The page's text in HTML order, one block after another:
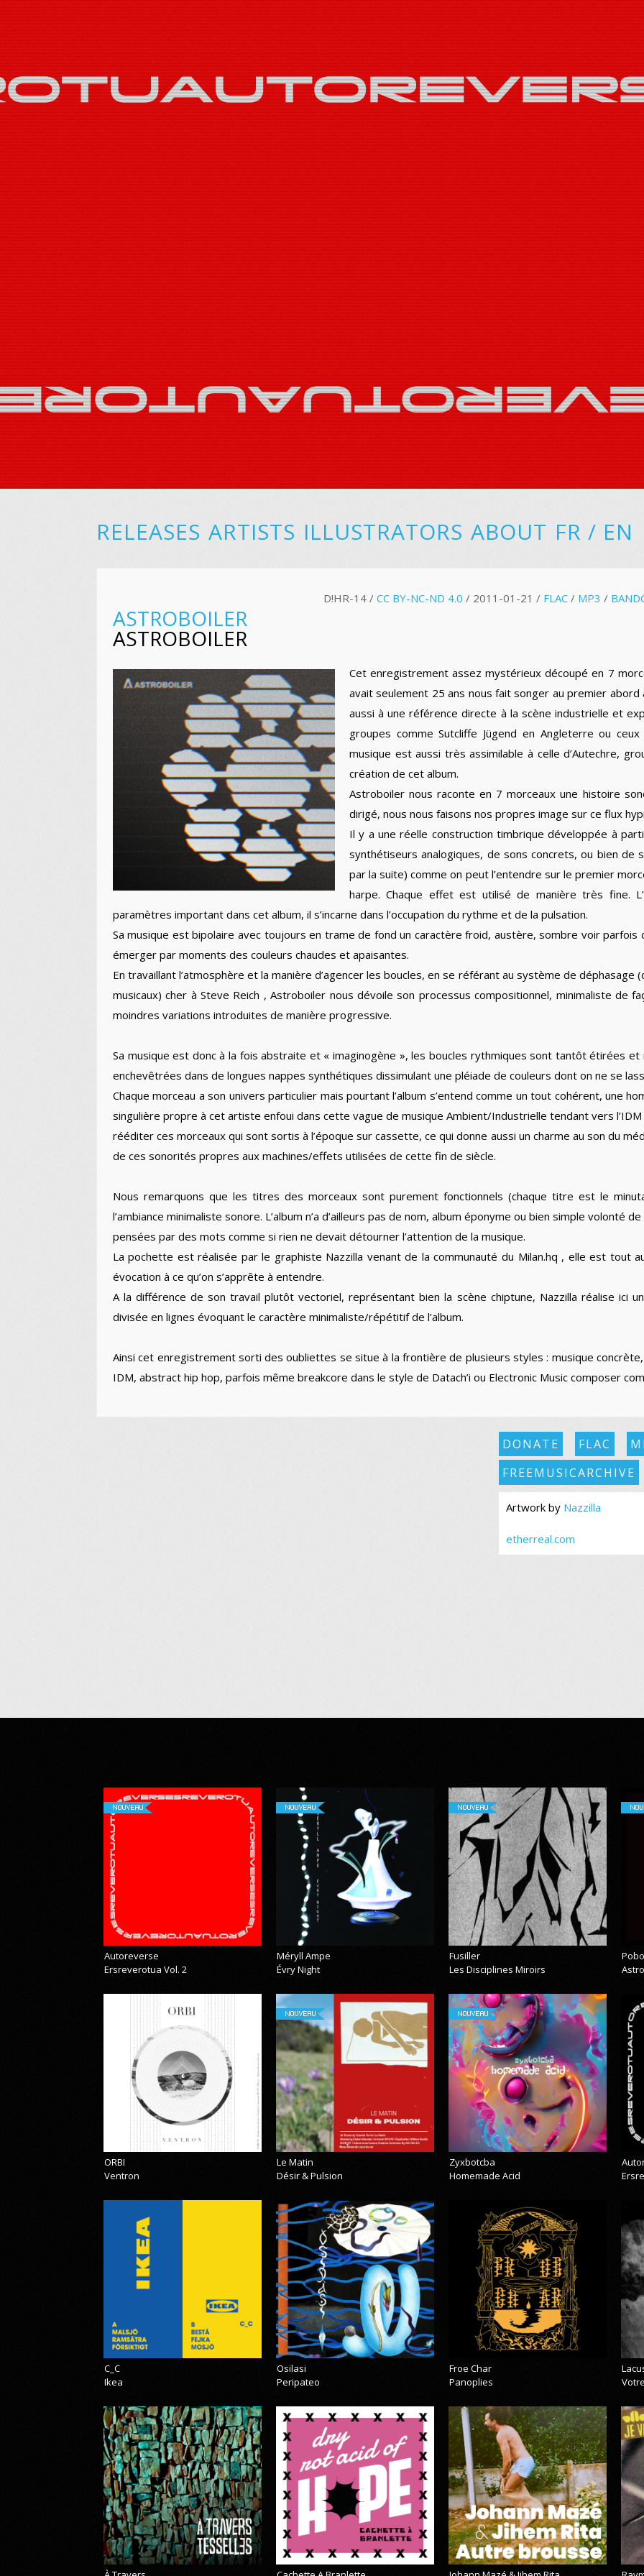
RELEASES ARTISTS ILLUSTRATORS ABOUT FR/ EN
D!HR-14 /CC BY-NC-ND 4.0 / 2011-01-21 / FLAC / MP3 /
ASTROBOILER
ASTROBOILER
Cet enregistrement assez mystérieux découpé en 7
avait seulement 25 ans nous fait songer au premier
aussi à une référence directe à la scène industrielle et
groupes comme Sutcliffe Jügend en Angleterre ou
musique est aussi très assimilable à celle d’Autechre,
création de cet album.
Astroboiler nous raconte en 7 morceaux une histoire
dirigé, nous nous faisons nos propres image sur ce flux
Il y a une réelle construction timbrique développée à
synthétiseurs analogiques, de sons concrets, ou bien de
par la suite) comme on peut l’entendre sur le premier
harpe. Chaque effet est utilisé de manière très fine.
paramètres important dans cet album, il s’incarne dans l’occupation du rythme et de la pulsation.
Sa musique est bipolaire avec toujours en trame de fond un caractère froid, austère, sombre voir parfois
émerger par moments des couleurs chaudes et apaisantes.
En travaillant l’atmosphère et la manière d’agencer les boucles, en se référant au système de
musicaux) cher à Steve Reich , Astroboiler nous dévoile son processus compositionnel, minimaliste de
moindres variations introduites de manière progressive.
Sa musique est donc à la fois abstraite et « imaginogène », les boucles rythmiques sont tantôt étirées
enchevêtrées dans de longues nappes synthétiques dissimulant une pléiade de couleurs dont on ne se
Chaque morceau a son univers particulier mais pourtant l’album s’entend comme un tout cohérent, une
singulière propre à cet artiste enfoui dans cette vague de musique Ambient/Industrielle tendant vers
rééditer ces morceaux qui sont sortis à l’époque sur cassette, ce qui donne aussi un charme au son du
de ces sonorités propres aux machines/effets utilisées de cette fin de siècle.
Nous remarquons que les titres des morceaux sont purement fonctionnels (chaque titre est le
l’ambiance minimaliste sonore. L’album n’a d’ailleurs pas de nom, album éponyme ou bien simple volonté
pensées par des mots comme si rien ne devait détourner l’attention de la musique.
La pochette est réalisée par le graphiste Nazzilla venant de la communauté du Milan.hq , elle est tout
évocation à ce qu’on s’apprête à entendre.
A la différence de son travail plutôt vectoriel, représentant bien la scène chiptune, Nazzilla réalise ici
divisée en lignes évoquant le caractère minimaliste/répétitif de l’album.
Ainsi cet enregistrement sorti des oubliettes se situe à la frontière de plusieurs styles : musique
IDM, abstract hip hop, parfois même breakcore dans le style de Datach’i ou Electronic Music composer
DONATE FLAC
FREEMUSICARCHIVE
Artwork by Nazzilla
etherreal.com
NOUVEAU
Autoreverse
Ersreverotua Vol. 2
NOUVEAU
Méryll Ampe
Évry Night
NOUVEAU
Fusiller
Les Disciplines Miroirs
ORBI
Ventron
NOUVEAU
Le Matin
Désir & Pulsion
NOUVEAU
Zyxbotcba
Homemade Acid
C_C
Ikea
Osilasi
Peripateo
Froe Char
Panoplies